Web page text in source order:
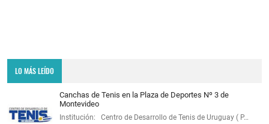
LO MÁS LEÍDO
Canchas de Tenis en la Plaza de Deportes Nº 3 de
Montevideo
Institución: Centro de Desarrollo de Tenis de Uruguay ( P…